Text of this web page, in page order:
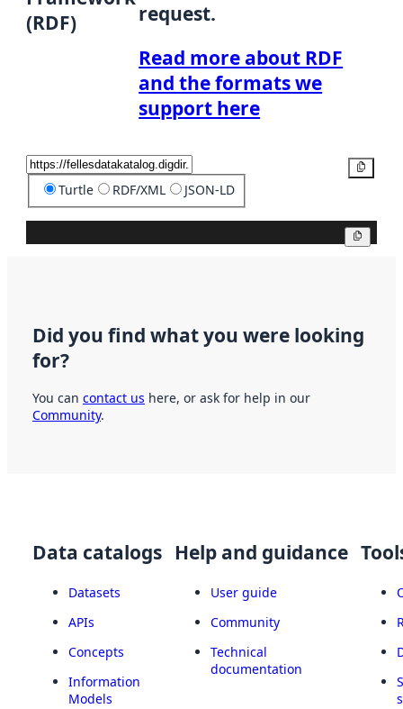
(RDF)
request.
Read more about RDF
and the formats we
support here
Turtle RDF/XML JSON-LD
Did you find what you were looking
for?
You can contact us here, or ask for help in our
Community.
Data catalogs
Datasets
APIs
Concepts
Information
Models
Help and guidance
User guide
Community
Technical
documentation